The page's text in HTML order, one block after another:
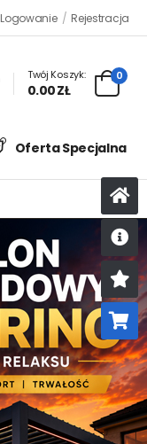
Logowanie / Rejestracja
Twój Koszyk:
0.00 ZŁ
0
Oferta Specjalna